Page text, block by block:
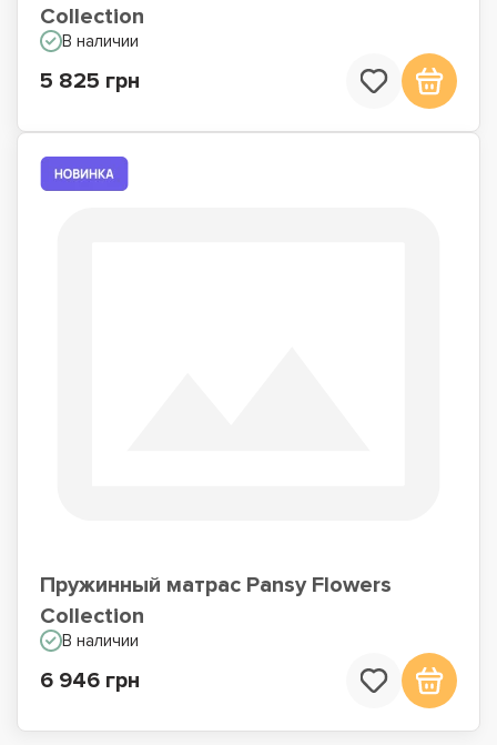
Collection
В наличии
5 825 грн
Пружинный матрас Pansy Flowers
Collection
В наличии
6 946 грн